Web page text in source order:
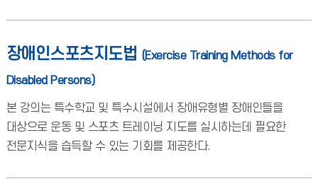
장애인스포츠지도법 (Exercise Training Methods for
Disabled Persons)
본 강의는 특수학교 및 특수시설에서 장애유형별 장애인들을
대상으로 운동 및 스포츠 트레이닝 지도를 실시하는데 필요한
전문지식을 습득할 수 있는 기회를 제공한다.